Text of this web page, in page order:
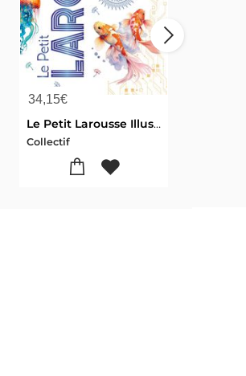
34,15€
Le Petit Larousse Illustre (edition 2027)
Collectif